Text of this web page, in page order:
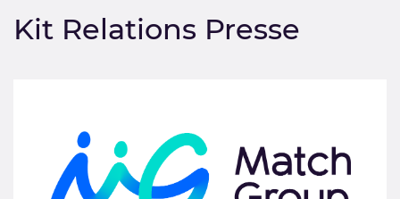
Kit Relations Presse